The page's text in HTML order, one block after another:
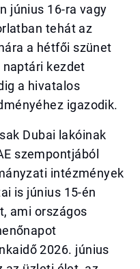
június 16-ra vagy
tehát az
a hétfői szünet
kezdet
a hivatalos
igazodik.
Dubai lakóinak
szempontjából
intézmények
is június 15-én
ami országos
2026. június